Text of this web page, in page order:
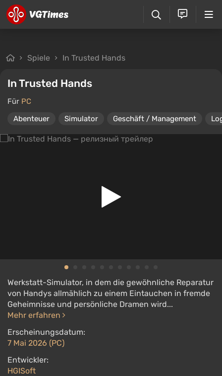
Spiele In Trusted Hands
In Trusted Hands
Für PC
Abenteuer
Simulator Geschäft / Management
Werkstatt-Simulator, in dem die gewöhnliche Reparatur
von Handys allmählich zu einem Eintauchen in fremde
Geheimnisse und persönliche Dramen wird...
Mehr erfahren
Erscheinungsdatum:
7 Mai 2026 (PC)
Entwickler:
HGISoft